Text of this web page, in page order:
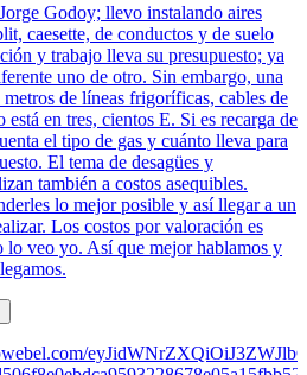
Godoy; llevo instalando aires
caesette, de conductos y de suelo
y trabajo lleva su presupuesto; ya
uno de otro. Sin embargo, una
de líneas frigoríficas, cables de
en tres, cientos E. Si es recarga de
el tipo de gas y cuánto lleva para
El tema de desagües y
también a costos asequibles.
lo mejor posible y así llegar a un
Los costos por valoración es
lo veo yo. Así que mejor hablamos y